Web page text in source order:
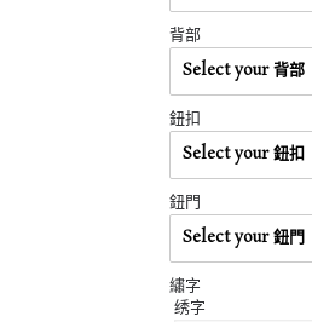
背部
Select your 背部
鈕扣
Select your 鈕扣
鈕門
Select your 鈕門
繡字
绣字